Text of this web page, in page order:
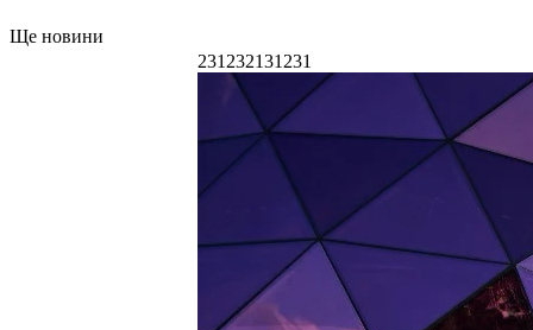
Ще новини
231232131231